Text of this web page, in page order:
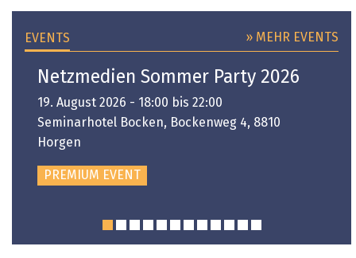
EVENTS » MEHR EVENTS
Netzmedien Sommer Party 2026
19. August 2026 - 18:00 bis 22:00
Seminarhotel Bocken, Bockenweg 4, 8810
Horgen
PREMIUM EVENT